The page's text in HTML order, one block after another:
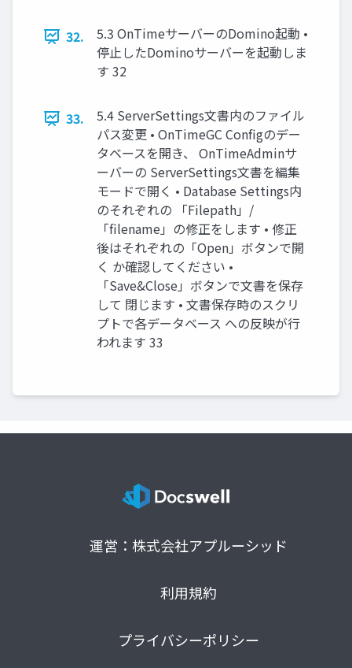
32.
5.3 OnTimeサーバーのDomino起動 •
停止したDominoサーバーを起動しま
す 32
33.
5.4 ServerSettings文書内のファイル
パス変更 • OnTimeGC Configのデー
タベースを開き、 OnTimeAdminサ
ーバーの ServerSettings文書を編集
モードで開く • Database Settings内
のそれぞれの 「Filepath」/
「filename」の修正をします • 修正
後はそれぞれの「Open」ボタンで開
く か確認してください •
「Save&Close」ボタンで文書を保存
して 閉じます • 文書保存時のスクリ
プトで各データベース への反映が行
われます 33
運営：株式会社アプルーシッド
利用規約
プライバシーポリシー